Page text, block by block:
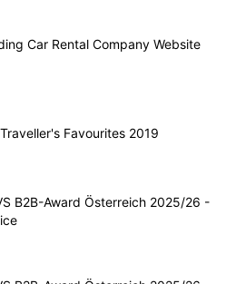
Car Rental Company Website
Favourites 2019
B2B-Award Österreich 2025/26 -